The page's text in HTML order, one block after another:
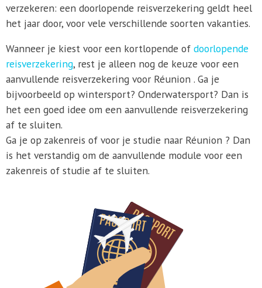
verzekeren: een doorlopende reisverzekering geldt heel
het jaar door, voor vele verschillende soorten vakanties.
Wanneer je kiest voor een kortlopende of doorlopende
reisverzekering, rest je alleen nog de keuze voor een
aanvullende reisverzekering voor Réunion . Ga je
bijvoorbeeld op wintersport? Onderwatersport? Dan is
het een goed idee om een aanvullende reisverzekering
af te sluiten.
Ga je op zakenreis of voor je studie naar Réunion ? Dan
is het verstandig om de aanvullende module voor een
zakenreis of studie af te sluiten.